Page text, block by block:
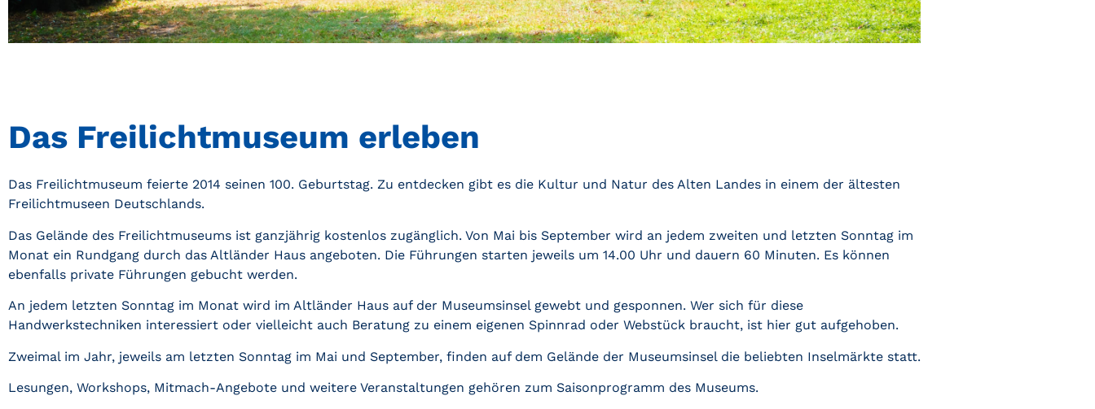
Das Freilichtmuseum erleben
Das Freilichtmuseum feierte 2014 seinen 100. Geburtstag. Zu entdecken gibt es die Kultur und Natur des Alten Landes in einem der ältesten
Freilichtmuseen Deutschlands.
Das Gelände des Freilichtmuseums ist ganzjährig kostenlos zugänglich. Von Mai bis September wird an jedem zweiten und letzten Sonntag im
Monat ein Rundgang durch das Altländer Haus angeboten. Die Führungen starten jeweils um 14.00 Uhr und dauern 60 Minuten. Es können
ebenfalls private Führungen gebucht werden.
An jedem letzten Sonntag im Monat wird im Altländer Haus auf der Museumsinsel gewebt und gesponnen. Wer sich für diese
Handwerkstechniken interessiert oder vielleicht auch Beratung zu einem eigenen Spinnrad oder Webstück braucht, ist hier gut aufgehoben.
Zweimal im Jahr, jeweils am letzten Sonntag im Mai und September, finden auf dem Gelände der Museumsinsel die beliebten Inselmärkte statt.
Lesungen, Workshops, Mitmach-Angebote und weitere Veranstaltungen gehören zum Saisonprogramm des Museums.